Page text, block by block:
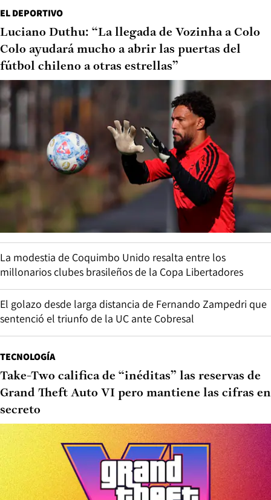
EL DEPORTIVO
Luciano Duthu: “La llegada de Vozinha a Colo
Colo ayudará mucho a abrir las puertas del
fútbol chileno a otras estrellas”
La modestia de Coquimbo Unido resalta entre los
millonarios clubes brasileños de la Copa Libertadores
El golazo desde larga distancia de Fernando Zampedri que
sentenció el triunfo de la UC ante Cobresal
TECNOLOGÍA
Take-Two califica de “inéditas” las reservas de
Grand Theft Auto VI pero mantiene las cifras en
secreto